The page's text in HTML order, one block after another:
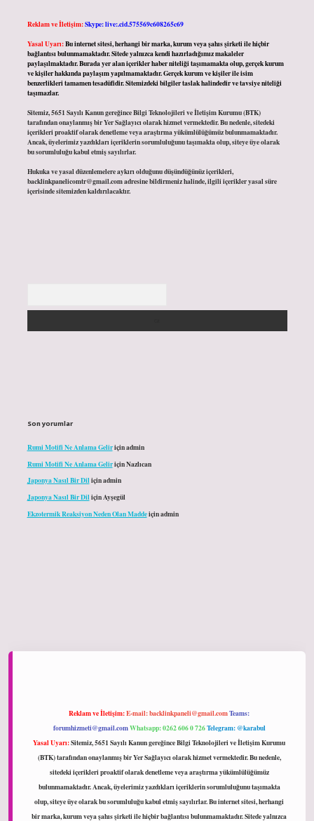
Reklam ve İletişim:Skype: live:.cid.575569c608265c69
Yasal Uyarı:Bu internet sitesi, herhangi bir marka, kurum veya şahıs şirketi ile hiçbir
bağlantısı bulunmamaktadır. Sitede yalnızca kendi hazırladığımız makaleler
paylaşılmaktadır. Burada yer alan içerikler haber niteliği taşımamakta olup, gerçek kurum
ve kişiler hakkında paylaşım yapılmamaktadır. Gerçek kurum ve kişiler ile isim
benzerlikleri tamamen tesadüfidir. Sitemizdeki bilgiler taslak halindedir ve tavsiye niteliği
taşımazlar.
Sitemiz, 5651 Sayılı Kanun gereğince Bilgi Teknolojileri ve İletişim Kurumu (BTK)
tarafından onaylanmış bir Yer Sağlayıcı olarak hizmet vermektedir. Bu nedenle, sitedeki
içerikleri proaktif olarak denetleme veya araştırma yükümlülüğümüz bulunmamaktadır.
Ancak, üyelerimiz yazdıkları içeriklerin sorumluluğunu taşımakta olup, siteye üye olarak
bu sorumluluğu kabul etmiş sayılırlar.
Hukuka ve yasal düzenlemelere aykırı olduğunu düşündüğünüz içerikleri,
backlinkpanelicomtr@gmail.comadresine bildirmeniz halinde, ilgili içerikler yasal süre
içerisinde sitemizden kaldırılacaktır.
Son yorumlar
Rumi Motifi Ne Anlama Geliriçinadmin
Rumi Motifi Ne Anlama GeliriçinNazlıcan
Japonya Nasıl Bir Diliçinadmin
Japonya Nasıl Bir DiliçinAyşegül
Ekzotermik Reaksiyon Neden Olan Maddeiçinadmin
Reklam ve İletişim:E-mail:backlinkpaneli@gmail.comTeams:
forumhizmeti@gmail.comWhatsapp: 0262 606 0 726Telegram: @karabul
Yasal Uyarı:Sitemiz, 5651 Sayılı Kanun gereğince Bilgi Teknolojileri ve İletişim Kurumu
(BTK) tarafından onaylanmış bir Yer Sağlayıcı olarak hizmet vermektedir. Bu nedenle,
sitedeki içerikleri proaktif olarak denetleme veya araştırma yükümlülüğümüz
bulunmamaktadır. Ancak, üyelerimiz yazdıkları içeriklerin sorumluluğunu taşımakta
olup, siteye üye olarak bu sorumluluğu kabul etmiş sayılırlar. Bu internet sitesi, herhangi
bir marka, kurum veya şahıs şirketi ile hiçbir bağlantısı bulunmamaktadır. Sitede yalnızca